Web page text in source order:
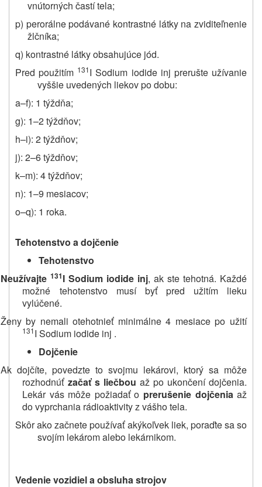
vnútorných častí tela;
p) perorálne podávané kontrastné látky na zviditeľnenie
žlčníka;
q) kontrastné látky obsahujúce jód.
Pred použitím 131I Sodium iodide inj prerušte užívanie
vyššie uvedených liekov po dobu:
a–f): 1 týždňa;
g): 1–2 týždňov;
h–i): 2 týždňov;
j): 2–6 týždňov;
k–m): 4 týždňov;
n): 1–9 mesiacov;
o–q): 1 roka.
Tehotenstvo a dojčenie
Tehotenstvo
Neužívajte 131I Sodium iodide inj, ak ste tehotná. Každé
možné tehotenstvo musí byť pred užitím lieku
vylúčené.
Ženy by nemali otehotnieť minimálne 4 mesiace po užití
131I Sodium iodide inj .
Dojčenie
Ak dojčíte, povedzte to svojmu lekárovi, ktorý sa môže
rozhodnúť začať s liečbou až po ukončení dojčenia.
Lekár vás môže požiadať o prerušenie dojčeniaaž
do vyprchania rádioaktivity z vášho tela.
Skôr ako začnete používať akýkoľvek liek, poraďte sa so
svojím lekárom alebo lekárnikom.
Vedenie vozidiel a obsluha strojov